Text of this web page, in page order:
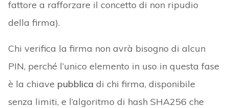
fattore a rafforzare il concetto di non ripudio
della firma).
Chi verifica la firma non avrà bisogno di alcun
PIN, perché l’unico elemento in uso in questa fase
è la chiave pubblica di chi firma, disponibile
senza limiti, e l’algoritmo di hash SHA256 che